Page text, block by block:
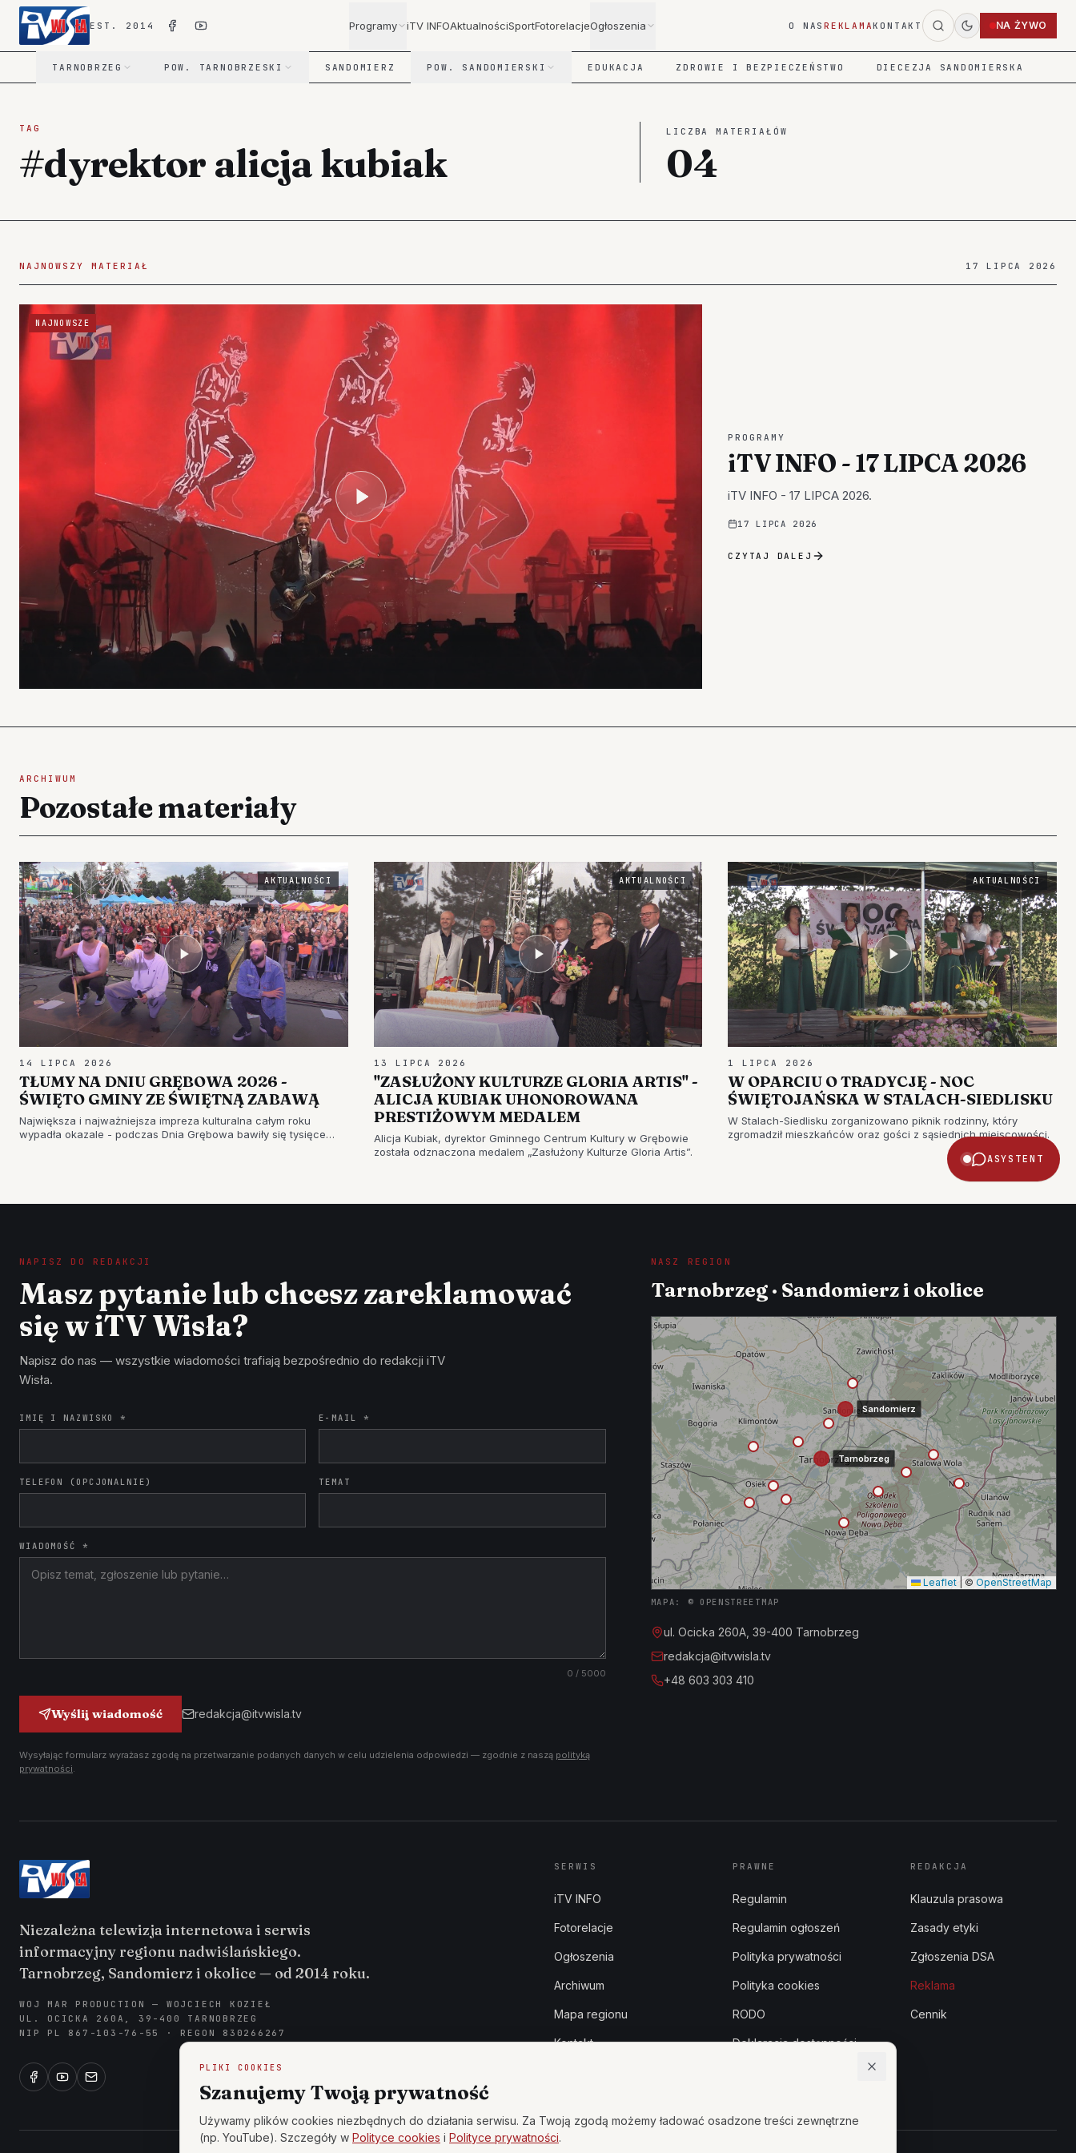
PLIKI COOKIES
Szanujemy Twoją prywatność
Używamy plików cookies niezbędnych do działania serwisu. Za Twoją zgodą możemy ładować osadzone treści zewnętrzne
(np. YouTube). Szczegóły w Polityce cookies i Polityce prywatności.
ASYSTENT
EST. 2014 Programy iTV INFOAktualnościSportFotorelacjeOgłoszenia O NASREKLAMAKONTAKT NA ŻYWO
TARNOBRZEG POW. TARNOBRZESKI SANDOMIERZ POW. SANDOMIERSKI EDUKACJA ZDROWIE I BEZPIECZEŃSTWO DIECEZJA SANDOMIERSKA
TAG
#dyrektor alicja kubiak
LICZBA MATERIAŁÓW
04
NAJNOWSZY MATERIAŁ 17 LIPCA 2026
NAJNOWSZE
PROGRAMY
iTV INFO - 17 LIPCA 2026
iTV INFO - 17 LIPCA 2026.
17 LIPCA 2026
CZYTAJ DALEJ
ARCHIWUM
Pozostałe materiały
AKTUALNOŚCI
14 LIPCA 2026
TŁUMY NA DNIU GRĘBOWA 2026 -
ŚWIĘTO GMINY ZE ŚWIĘTNĄ ZABAWĄ
Największa i najważniejsza impreza kulturalna całym roku
wypadła okazale - podczas Dnia Grębowa bawiły się tysięce
AKTUALNOŚCI
13 LIPCA 2026
"ZASŁUŻONY KULTURZE GLORIA ARTIS" -
ALICJA KUBIAK UHONOROWANA
PRESTIŻOWYM MEDALEM
Alicja Kubiak, dyrektor Gminnego Centrum Kultury w Grębowie
została odznaczona medalem „Zasłużony Kulturze Gloria Artis”.
AKTUALNOŚCI
1 LIPCA 2026
W OPARCIU O TRADYCJĘ - NOC
ŚWIĘTOJAŃSKA W STALACH-SIEDLISKU
W Stalach-Siedlisku zorganizowano piknik rodzinny, który
zgromadził mieszkańców oraz gości z sąsiednich miejscowości.
NAPISZ DO REDAKCJI
Masz pytanie lub chcesz zareklamować
się w iTV Wisła?
Napisz do nas — wszystkie wiadomości trafiają bezpośrednio do redakcji iTV
Wisła.
IMIĘ I NAZWISKO * E-MAIL *
TELEFON (OPCJONALNIE) TEMAT
WIADOMOŚĆ *
0 / 5000
Wyślij wiadomość redakcja@itvwisla.tv
Wysyłając formularz wyrażasz zgodę na przetwarzanie podanych danych w celu udzielenia odpowiedzi — zgodnie z naszą polityką
prywatności.
NASZ REGION
Tarnobrzeg · Sandomierz i okolice
Tarnobrzeg
Sandomierz
Leaflet © OpenStreetMap
MAPA: © OPENSTREETMAP
ul. Ocicka 260A, 39-400 Tarnobrzeg
redakcja@itvwisla.tv
+48 603 303 410
Niezależna telewizja internetowa i serwis
informacyjny regionu nadwiślańskiego.
Tarnobrzeg, Sandomierz i okolice — od 2014 roku.
WOJ MAR PRODUCTION — WOJCIECH KOZIEŁ
UL. OCICKA 260A, 39-400 TARNOBRZEG
NIP PL 867-103-76-55 · REGON 830266267
SERWIS
iTV INFO
Fotorelacje
Ogłoszenia
Archiwum
Mapa regionu
Kontakt
PRAWNE
Regulamin
Regulamin ogłoszeń
Polityka prywatności
Polityka cookies
RODO
Deklaracja dostępności
REDAKCJA
Klauzula prasowa
Zasady etyki
Zgłoszenia DSA
Reklama
Cennik